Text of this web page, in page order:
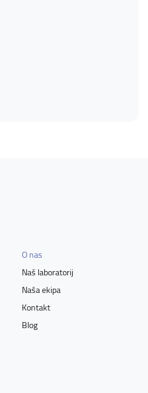
O nas
Naš laboratorij
Naša ekipa
Kontakt
Blog